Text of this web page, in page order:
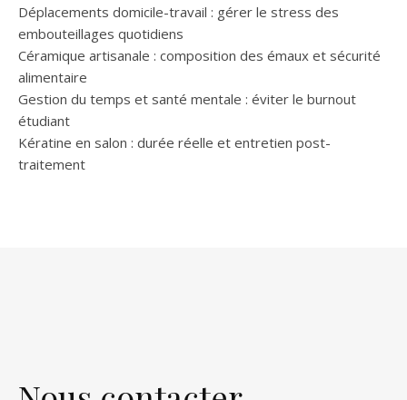
Déplacements domicile-travail : gérer le stress des
embouteillages quotidiens
Céramique artisanale : composition des émaux et sécurité
alimentaire
Gestion du temps et santé mentale : éviter le burnout
étudiant
Kératine en salon : durée réelle et entretien post-
traitement